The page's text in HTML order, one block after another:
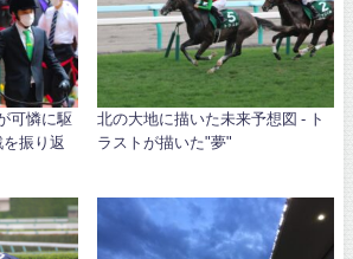
可憐に駆
振り返
北の大地に描いた未来予想図 - ト
ラストが描いた"夢"